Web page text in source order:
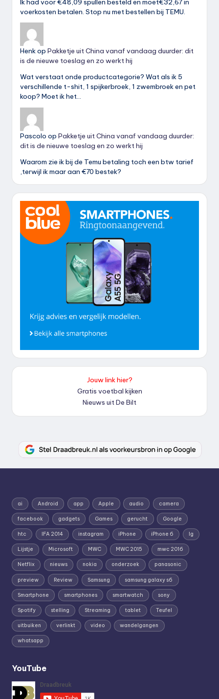
voerkosten betalen. Stop nu met bestellen bij TEMU.
Henkop Pakketje uit China vanaf vandaag duurder: dit
is de nieuwe toeslag en zo werkt hij
Wat verstaat onde productcategorie? Wat als ik 5
verschillende t-shit, 1 spijkerbroek, 1 zwembroek en pet
koop? Moet ik het…
Pascolo op Pakketje uit China vanaf vandaag duurder:
dit is de nieuwe toeslag en zo werkt hij
Waarom zie ik bij de Temu betaling toch een btw tarief
,terwijl ik maar aan €70 bestek?
Jouw link hier?
Gratis voetbal kijken
Nieuws uit De Bilt
ai Android app Apple audio camera
facebook gadgets Games gerucht Google
htc IFA 2014 instagram iPhone iPhone 6 lg
Lijstje Microsoft MWC MWC 2015 mwc 2016
Netflix nieuws nokia onderzoek panasonic
preview Review Samsung samsung galaxy s6
Smartphone smartphones smartwatch sony
Spotify stelling Streaming tablet Teufel
uitbuiken verlinkt video wandelgangen
whatsapp
YouTube